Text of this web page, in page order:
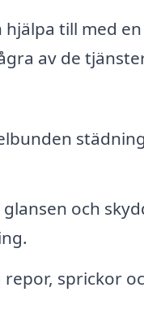
till med
av de
och
sprickor